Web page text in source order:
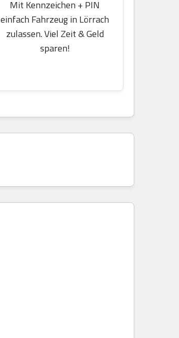
Mit Kennzeichen + PIN
einfach Fahrzeug in Lörrach
zulassen. Viel Zeit & Geld
sparen!